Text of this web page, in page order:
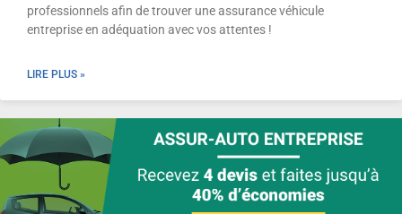
professionnels afin de trouver une assurance véhicule
entreprise en adéquation avec vos attentes !
LIRE PLUS »